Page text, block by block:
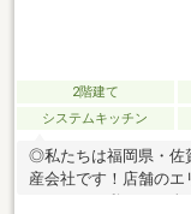
2階建て
システムキッチン
◎私たちは福岡県・佐
産会社です！店舗のエ